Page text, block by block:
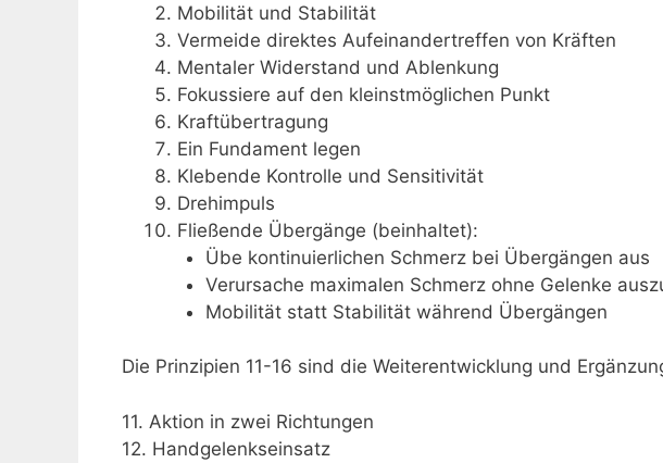
Mobilität und Stabilität
Vermeide direktes Aufeinandertreffen von Kräften
Mentaler Widerstand und Ablenkung
Fokussiere auf den kleinstmöglichen Punkt
Kraftübertragung
Ein Fundament legen
Klebende Kontrolle und Sensitivität
Drehimpuls
Fließende Übergänge (beinhaltet):
Übe kontinuierlichen Schmerz bei Übergängen aus
Verursache maximalen Schmerz ohne Gelenke
Mobilität statt Stabilität während Übergängen
Die Prinzipien 11-16 sind die Weiterentwicklung und
11. Aktion in zwei Richtungen
12. Handgelenkseinsatz